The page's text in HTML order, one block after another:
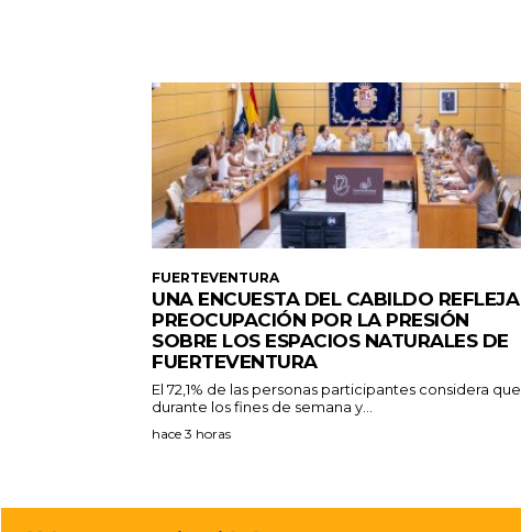
FUERTEVENTURA
UNA ENCUESTA DEL CABILDO REFLEJA
PREOCUPACIÓN POR LA PRESIÓN
SOBRE LOS ESPACIOS NATURALES DE
FUERTEVENTURA
El 72,1% de las personas participantes considera que
durante los fines de semana y...
hace 3 horas